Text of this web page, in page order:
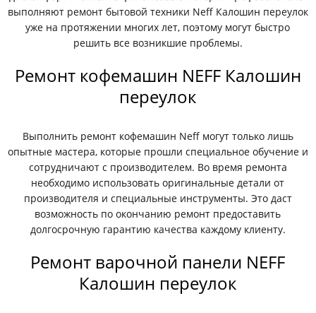
выполняют ремонт бытовой техники Neff Калошин переулок
уже на протяжении многих лет, поэтому могут быстро
решить все возникшие проблемы.
Ремонт кофемашин NEFF Калошин
переулок
Выполнить ремонт кофемашин Neff могут только лишь
опытные мастера, которые прошли специальное обучение и
сотрудничают с производителем. Во время ремонта
необходимо использовать оригинальные детали от
производителя и специальные инструменты. Это даст
возможность по окончанию ремонт предоставить
долгосрочную гарантию качества каждому клиенту.
Ремонт варочной панели NEFF
Калошин переулок